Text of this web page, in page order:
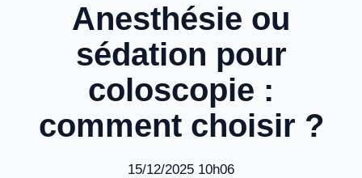
Anesthésie ou
sédation pour
coloscopie :
comment choisir ?
15/12/2025 10h06